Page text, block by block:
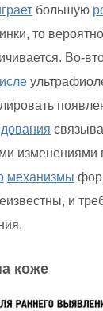
большую
то
Во-
изменениями
механизмы
и
коже